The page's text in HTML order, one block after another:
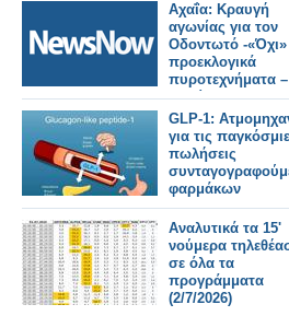
Αχαΐα: Κραυγή
αγωνίας για τον
Οδοντωτό -
προεκλογικά
πυροτεχνήματα –
Απαίτηση για
λύση.
GLP-1:
για τις
πωλήσεις
φαρμάκων
Αναλυτικά τα 15'
νούμερα
σε όλα τα
προγράμματα
(2/7/2026)